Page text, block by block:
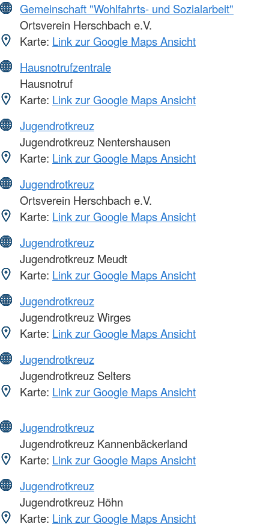
Gemeinschaft "Wohlfahrts- und Sozialarbeit"
Ortsverein Herschbach e.V.
Karte: Link zur Google Maps Ansicht
Hausnotrufzentrale
Hausnotruf
Karte: Link zur Google Maps Ansicht
Jugendrotkreuz
Jugendrotkreuz Nentershausen
Karte: Link zur Google Maps Ansicht
Jugendrotkreuz
Ortsverein Herschbach e.V.
Karte: Link zur Google Maps Ansicht
Jugendrotkreuz
Jugendrotkreuz Meudt
Karte: Link zur Google Maps Ansicht
Jugendrotkreuz
Jugendrotkreuz Wirges
Karte: Link zur Google Maps Ansicht
Jugendrotkreuz
Jugendrotkreuz Selters
Karte: Link zur Google Maps Ansicht
Jugendrotkreuz
Jugendrotkreuz Kannenbäckerland
Karte: Link zur Google Maps Ansicht
Jugendrotkreuz
Jugendrotkreuz Höhn
Karte: Link zur Google Maps Ansicht